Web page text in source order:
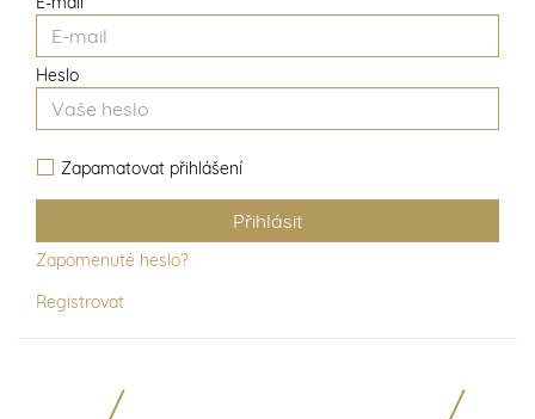
Heslo
Zapamatovat přihlášení
Zapomenuté heslo?
Registrovat